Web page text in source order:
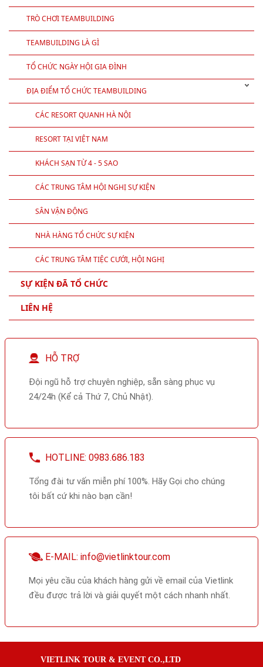
TRÒ CHƠI TEAMBUILDING
TEAMBUILDING LÀ GÌ
TỔ CHỨC NGÀY HỘI GIA ĐÌNH
ĐỊA ĐIỂM TỔ CHỨC TEAMBUILDING
CÁC RESORT QUANH HÀ NỘI
RESORT TẠI VIỆT NAM
KHÁCH SẠN TỪ 4 - 5 SAO
CÁC TRUNG TÂM HỘI NGHỊ SỰ KIỆN
SÂN VẬN ĐỘNG
NHÀ HÀNG TỔ CHỨC SỰ KIỆN
CÁC TRUNG TÂM TIỆC CƯỚI, HỘI NGHỊ
SỰ KIỆN ĐÃ TỔ CHỨC
LIÊN HỆ
HỖ TRỢ
Đội ngũ hỗ trợ chuyên nghiệp, sẵn sàng phục vụ
24/24h (Kể cả Thứ 7, Chủ Nhật).
HOTLINE: 0983.686.183
Tổng đài tư vấn miễn phí 100%. Hãy Gọi cho chúng
tôi bất cứ khi nào bạn cần!
E-MAIL: info@vietlinktour.com
Mọi yêu cầu của khách hàng gửi về email của Vietlink
đều được trả lời và giải quyết một cách nhanh nhất.
VIETLINK TOUR & EVENT CO.,LTD